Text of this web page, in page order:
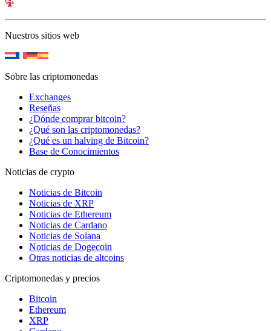
Nuestros sitios web
Sobre las criptomonedas
Exchanges
Reseñas
¿Dónde comprar bitcoin?
¿Qué son las criptomonedas?
¿Qué es un halving de Bitcoin?
Base de Conocimientos
Noticias de crypto
Noticias de Bitcoin
Noticias de XRP
Noticias de Ethereum
Noticias de Cardano
Noticias de Solana
Noticias de Dogecoin
Otras noticias de altcoins
Criptomonedas y precios
Bitcoin
Ethereum
XRP